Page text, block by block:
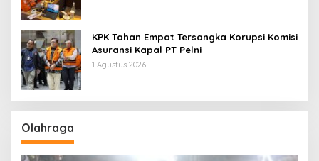
KPK Tahan Empat Tersangka Korupsi Komisi
Asuransi Kapal PT Pelni
1 Agustus 2026
Olahraga